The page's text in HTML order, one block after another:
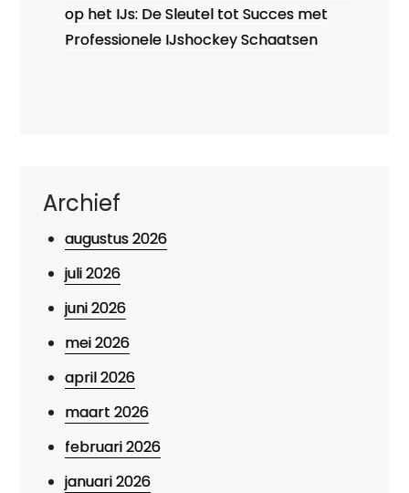
op het IJs: De Sleutel tot Succes met
Professionele IJshockey Schaatsen
Archief
augustus 2026
juli 2026
juni 2026
mei 2026
april 2026
maart 2026
februari 2026
januari 2026